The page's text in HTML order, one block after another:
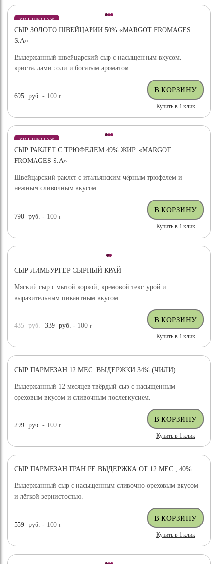
ХИТ ПРОДАЖ
СЫР ЗОЛОТО ШВЕЙЦАРИИ 50% «MARGOT FROMAGES
S.A»
Выдержанный швейцарский сыр с насыщенным вкусом,
кристаллами соли и богатым ароматом.
695 руб. - 100г
Купить в 1 клик
ХИТ ПРОДАЖ
ВЫБОР ЭКСПЕРТА
СЫР РАКЛЕТ С ТРЮФЕЛЕМ 49% ЖИР. «MARGOT
FROMAGES S.A»
Швейцарский раклет с итальянским чёрным трюфелем и
нежным сливочным вкусом.
790 руб. - 100г
Купить в 1 клик
СЫР ЛИМБУРГЕР СЫРНЫЙ КРАЙ
Мягкий сыр с мытой коркой, кремовой текстурой и
выразительным пикантным вкусом.
435руб. 339 руб. - 100г
Купить в 1 клик
ХИТ ПРОДАЖ
СЫР ПАРМЕЗАН 12 МЕС. ВЫДЕРЖКИ 34% (ЧИЛИ)
Выдержанный 12 месяцев твёрдый сыр с насыщенным
ореховым вкусом и сливочным послевкусием.
299 руб. - 100г
Купить в 1 клик
ХИТ ПРОДАЖ
СЫР ПАРМЕЗАН ГРАН РЕ ВЫДЕРЖКА ОТ 12 МЕС., 40%
Выдержанный сыр с насыщенным сливочно-ореховым вкусом
и лёгкой зернистостью.
559 руб. - 100г
Купить в 1 клик